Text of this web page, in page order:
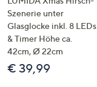
Szenerie unter
Glasglocke inkl. 8 LEDs
& Timer Höhe ca.
42cm, Ø 22cm
€ 39,99